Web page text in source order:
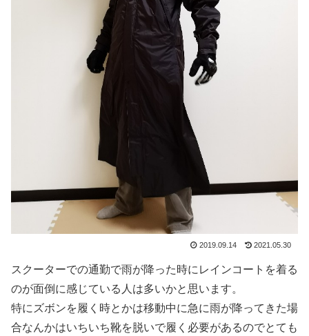
2019.09.14 2021.05.30
スクーターでの通勤で雨が降った時にレインコートを着る
のが面倒に感じている人は多いかと思います。
特にズボンを履く時とかは移動中に急に雨が降ってきた場
合なんかはいちいち靴を脱いで履く必要があるのでとても